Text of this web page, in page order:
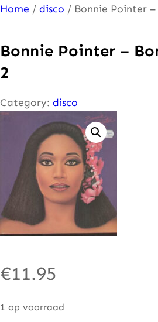
Ga
de
inhoud
Home / disco / Bonnie Pointer
Bonnie Pointer –
2
Category: disco
€11.95
1 op voorraad